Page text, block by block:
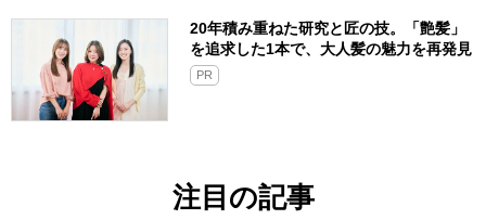
20年積み重ねた研究と匠の技。「艶髪」
を追求した1本で、大人髪の魅力を再発見
PR
注目の記事